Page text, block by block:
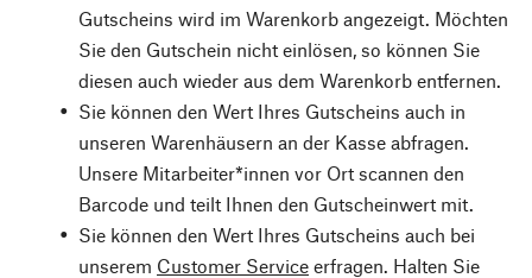
Gutscheins wird im Warenkorb angezeigt. Möchten
Sie den Gutschein nicht einlösen, so können Sie
diesen auch wieder aus dem Warenkorb entfernen.
Sie können den Wert Ihres Gutscheins auch in
unseren Warenhäusern an der Kasse abfragen.
Unsere Mitarbeiter*innen vor Ort scannen den
Barcode und teilt Ihnen den Gutscheinwert mit.
Sie können den Wert Ihres Gutscheins auch bei
unserem Customer Service erfragen. Halten Sie